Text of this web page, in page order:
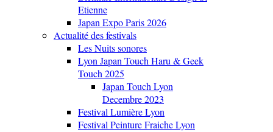
Etienne
Japan Expo Paris 2026
Actualité des festivals
Les Nuits sonores
Lyon Japan Touch Haru & Geek
Touch 2025
Japan Touch Lyon
Decembre 2023
Festival Lumière Lyon
Festival Peinture Fraiche Lyon